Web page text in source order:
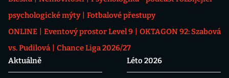
psychologické mýty
Fotbalové přestupy
ONLINE
Eventový prostor Level 9
OKTAGON 92: Szabová
vs. Pudilová
Chance Liga 2026/27
Aktuálně
Léto 2026